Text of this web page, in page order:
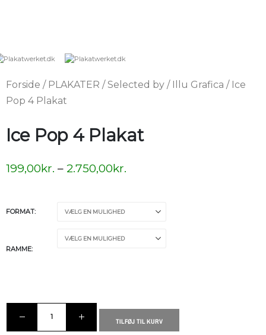
Forside / PLAKATER /Selected by / Illu Grafica / Ice
Pop 4 Plakat
Ice Pop 4 Plakat
199,00kr. – 2.750,00kr.
FORMAT
RAMME
TILFØJ TIL KURV